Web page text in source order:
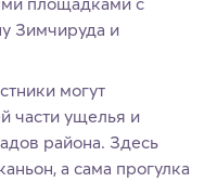
Зимчируда и
могут
части ущелья и
района. Здесь
а сама прогулка